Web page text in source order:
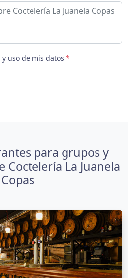
uso de mis datos *
para grupos y
Coctelería La Juanela
Copas